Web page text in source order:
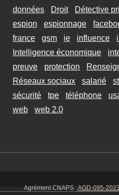
données
Droit Détective
espion
espionnage
france
gsm ie influence
Intelligence économique
preuve
protection
Réseaux sociaux
salarié
sécurité
tpe téléphone
web
web 2.0
Agrément CNAPS :AGD-095-